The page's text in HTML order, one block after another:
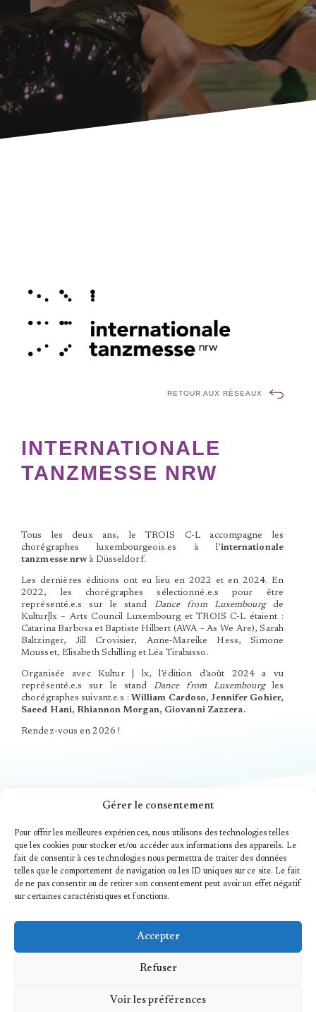
Gérer le consentement
Pour offrir les meilleures expériences, nous utilisons des technologies telles
que les cookies pour stocker et/ou accéder aux informations des appareils. Le
fait de consentir à ces technologies nous permettra de traiter des données
telles que le comportement de navigation ou les ID uniques sur ce site. Le fait
de ne pas consentir ou de retirer son consentement peut avoir un effet négatif
sur certaines caractéristiques et fonctions.
Accepter
Refuser
Voir les préférences
RETOUR AUX RÉSEAUX
INTERNATIONALE
TANZMESSE NRW
Tous les deux ans, le TROIS C-L accompagne les
chorégraphes luxembourgeois.es à l’internationale
tanzmesse nrw à Düsseldorf.
Les dernières éditions ont eu lieu en 2022 et en 2024. En
2022, les chorégraphes sélectionné.e.s pour être
représenté.e.s sur le stand Dance from Luxembourgde
Kultur|lx – Arts Council Luxembourg et TROIS C-L étaient :
Catarina Barbosa et Baptiste Hilbert (AWA – As We Are), Sarah
Baltzinger, Jill Crovisier, Anne-Mareike Hess, Simone
Mousset, Elisabeth Schilling et Léa Tirabasso.
Organisée avec Kultur | lx, l’édition d’août 2024 a vu
représenté.e.s sur le standDance from Luxembourgles
chorégraphes suivant.e.s : William Cardoso, Jennifer Gohier,
Saeed Hani, Rhiannon Morgan, Giovanni Zazzera.
Rendez-vous en 2026 !
S'INSCRIRE À LA NEWSLETTER
NOUS CONTACTER